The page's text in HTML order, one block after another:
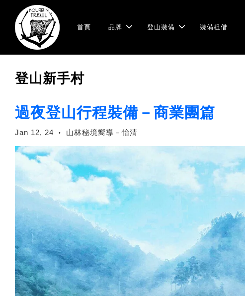
首頁 品牌 登山裝備 裝備租借
登山新手村
過夜登山行程裝備－商業團篇
Jan 12, 24 • 山林秘境嚮導－怡清